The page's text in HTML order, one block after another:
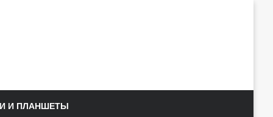
И ПЛАНШЕТЫ